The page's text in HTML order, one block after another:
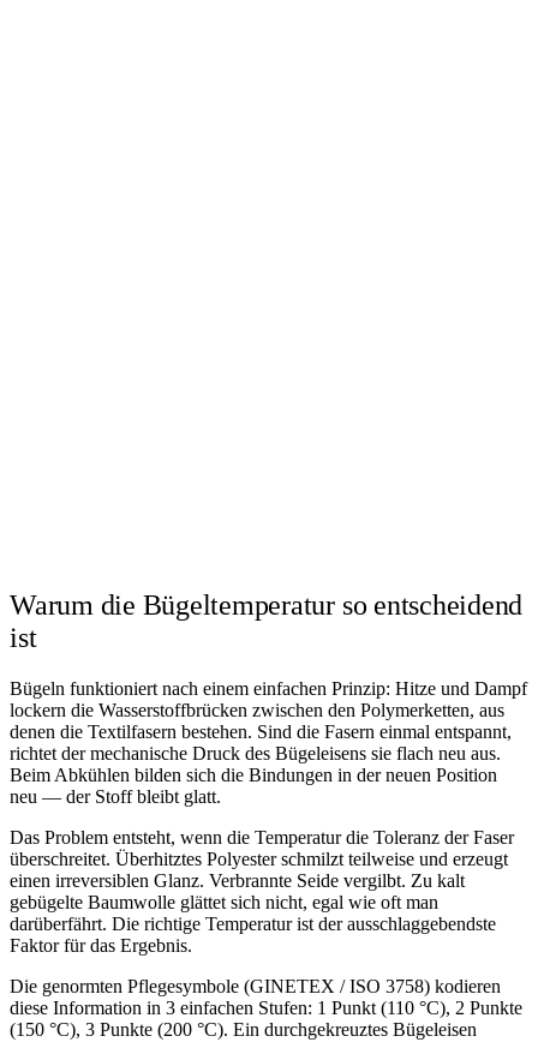
Warum die Bügeltemperatur so entscheidend
ist
Bügeln funktioniert nach einem einfachen Prinzip: Hitze und Dampf
lockern die Wasserstoffbrücken zwischen den Polymerketten, aus
denen die Textilfasern bestehen. Sind die Fasern einmal entspannt,
richtet der mechanische Druck des Bügeleisens sie flach neu aus.
Beim Abkühlen bilden sich die Bindungen in der neuen Position
neu — der Stoff bleibt glatt.
Das Problem entsteht, wenn die Temperatur die Toleranz der Faser
überschreitet. Überhitztes Polyester schmilzt teilweise und erzeugt
einen irreversiblen Glanz. Verbrannte Seide vergilbt. Zu kalt
gebügelte Baumwolle glättet sich nicht, egal wie oft man
darüberfährt. Die richtige Temperatur ist der ausschlaggebendste
Faktor für das Ergebnis.
Die genormten Pflegesymbole (GINETEX / ISO 3758) kodieren
diese Information in 3 einfachen Stufen: 1 Punkt (110 °C), 2 Punkte
(150 °C), 3 Punkte (200 °C). Ein durchgekreuztes Bügeleisen